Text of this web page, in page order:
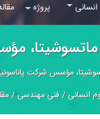
پروژه
ماتسوشيتا،
مؤسس شركت
انسانی/فنی مهندسی/